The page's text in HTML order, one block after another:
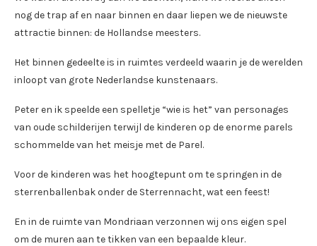
nog de trap af en naar binnen en daar liepen we de nieuwste
attractie binnen: de Hollandse meesters.
Het binnen gedeelte is in ruimtes verdeeld waarin je de werelden
inloopt van grote Nederlandse kunstenaars.
Peter en ik speelde een spelletje “wie is het” van personages
van oude schilderijen terwijl de kinderen op de enorme parels
schommelde van het meisje met de Parel.
Voor de kinderen was het hoogtepunt om te springen in de
sterrenballenbak onder de Sterrennacht, wat een feest!
En in de ruimte van Mondriaan verzonnen wij ons eigen spel
om de muren aan te tikken van een bepaalde kleur.